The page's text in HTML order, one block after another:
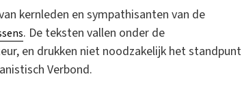
kernleden en sympathisanten van de
. De teksten vallen onder de
en drukken niet noodzakelijk het standpunt
Verbond.